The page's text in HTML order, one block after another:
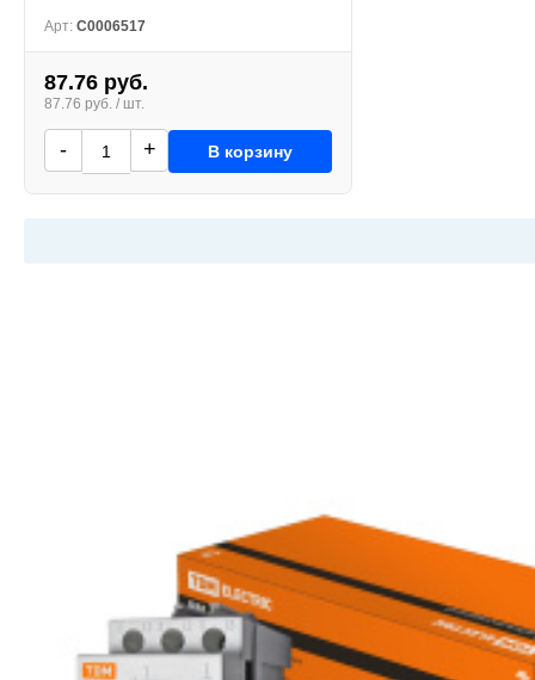
Арт: С0006517
87.76 руб.
87.76 руб. / шт.
- + В корзину